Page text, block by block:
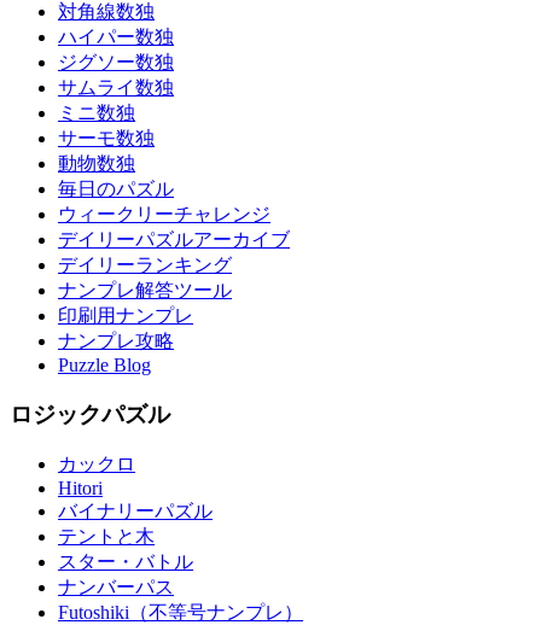
対角線数独
ハイパー数独
ジグソー数独
サムライ数独
ミニ数独
サーモ数独
動物数独
毎日のパズル
ウィークリーチャレンジ
デイリーパズルアーカイブ
デイリーランキング
ナンプレ解答ツール
印刷用ナンプレ
ナンプレ攻略
Puzzle Blog
ロジックパズル
カックロ
Hitori
バイナリーパズル
テントと木
スター・バトル
ナンバーパス
Futoshiki（不等号ナンプレ）